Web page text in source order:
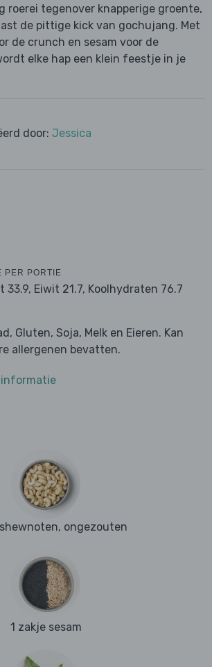
roerei tegenover knapperige groente,
de pittige kick van gochujang. Met
de crunch en sesam voor de
elke hap een klein feestje in je
door: Jessica
PER PORTIE
33.9, Eiwit 21.7, Koolhydraten 76.7
Gluten, Soja, Melk en Eieren. Kan
allergenen bevatten.
ongezouten
1 zakje sesam